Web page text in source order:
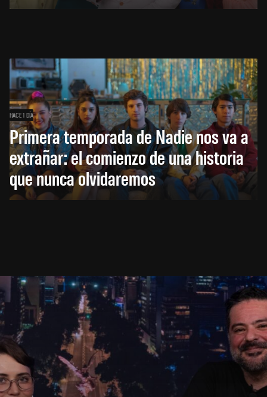
HACE 1 DÍA
Primera temporada de Nadie nos va a
extrañar: el comienzo de una historia
que nunca olvidaremos